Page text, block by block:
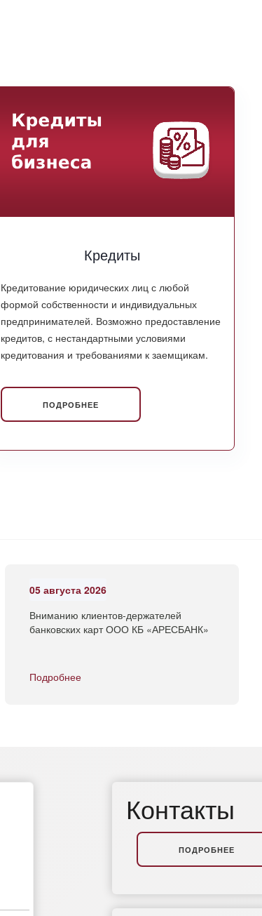
Кредиты
Кредитование юридических лиц с любой
формой собственности и индивидуальных
предпринимателей. Возможно предоставление
кредитов, с нестандартными условиями
кредитования и требованиями к заемщикам.
ПОДРОБНЕЕ
05 августа 2026
Вниманию клиентов-держателей
банковских карт ООО КБ «АРЕСБАНК»
Подробнее
Контакты
ПОДРОБНЕЕ